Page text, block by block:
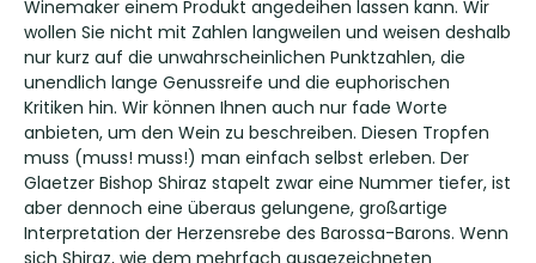
Winemaker einem Produkt angedeihen lassen kann. Wir
wollen Sie nicht mit Zahlen langweilen und weisen deshalb
nur kurz auf die unwahrscheinlichen Punktzahlen, die
unendlich lange Genussreife und die euphorischen
Kritiken hin. Wir können Ihnen auch nur fade Worte
anbieten, um den Wein zu beschreiben. Diesen Tropfen
muss (muss! muss!) man einfach selbst erleben. Der
Glaetzer Bishop Shiraz stapelt zwar eine Nummer tiefer, ist
aber dennoch eine überaus gelungene, großartige
Interpretation der Herzensrebe des Barossa-Barons. Wenn
sich Shiraz, wie dem mehrfach ausgezeichneten